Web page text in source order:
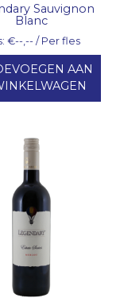
Sauvignon
Blanc
€--,-- / Per fles
AAN